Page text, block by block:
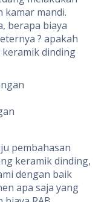
kamar mandi.
berapa biaya
? apakah
dinding
pembahasan
keramik dinding,
dengan baik
apa saja yang